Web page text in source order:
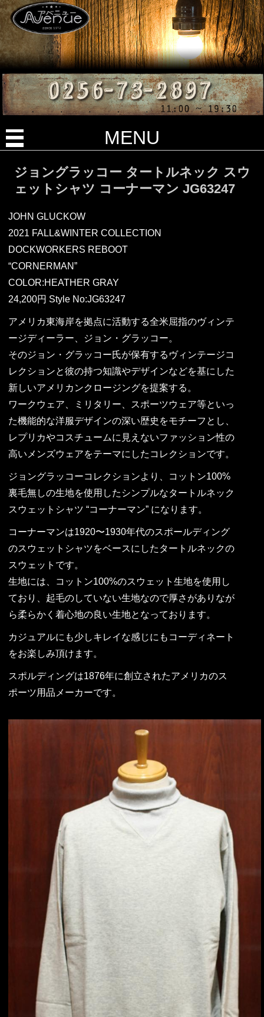
MENU
ジョングラッコー タートルネック スウ
ェットシャツ コーナーマン JG63247
JOHN GLUCKOW
2021 FALL&WINTER COLLECTION
DOCKWORKERS REBOOT
“CORNERMAN”
COLOR:HEATHER GRAY
24,200円 Style No:JG63247
アメリカ東海岸を拠点に活動する全米屈指のヴィンテ
ージディーラー、ジョン・グラッコー。
そのジョン・グラッコー氏が保有するヴィンテージコ
レクションと彼の持つ知識やデザインなどを基にした
新しいアメリカンクロージングを提案する。
ワークウェア、ミリタリー、スポーツウェア等といっ
た機能的な洋服デザインの深い歴史をモチーフとし、
レプリカやコスチュームに見えないファッション性の
高いメンズウェアをテーマにしたコレクションです。
ジョングラッコーコレクションより、コットン100%
裏毛無しの生地を使用したシンプルなタートルネック
スウェットシャツ “コーナーマン” になります。
コーナーマンは1920〜1930年代のスポールディング
のスウェットシャツをベースにしたタートルネックの
スウェットです。
生地には、コットン100%のスウェット生地を使用し
ており、起毛のしていない生地なので厚さがありなが
ら柔らかく着心地の良い生地となっております。
カジュアルにも少しキレイな感じにもコーディネート
をお楽しみ頂けます。
スポルディングは1876年に創立されたアメリカのス
ポーツ用品メーカーです。